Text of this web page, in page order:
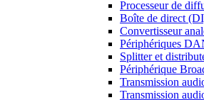
Processeur de
Boîte de direct
Convertisseur
Périphériques
Splitter et
Périphérique
Transmission
Transmission